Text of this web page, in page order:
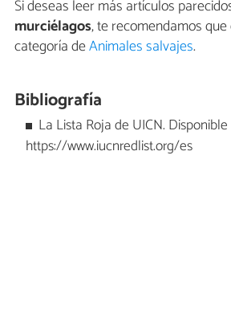
Si deseas leer más artículos
murciélagos, te recomendamos
categoría deAnimales salvajes.
Bibliografía
La Lista Roja de UICN. Disponible
https://www.iucnredlist.org/es